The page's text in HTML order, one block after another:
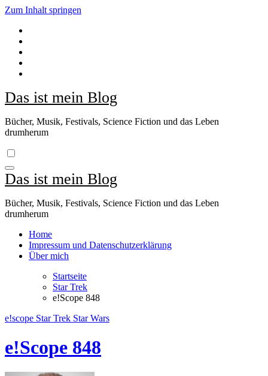
Zum Inhalt springen
Das ist mein Blog
Bücher, Musik, Festivals, Science Fiction und das Leben
drumherum
Das ist mein Blog
Bücher, Musik, Festivals, Science Fiction und das Leben
drumherum
Home
Impressum und Datenschutzerklärung
Über mich
Startseite
Star Trek
e!Scope 848
e!scope Star Trek Star Wars
e!Scope 848